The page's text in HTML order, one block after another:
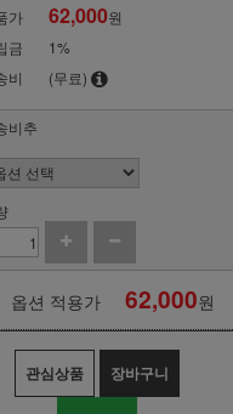
가 62,000원
금
1%
비
(무료)
비추
옵션 적용가 62,000원
관심상품 장바구니